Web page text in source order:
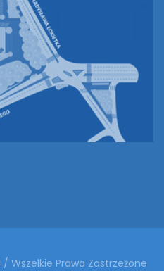
/ Wszelkie Prawa Zastrzeżone